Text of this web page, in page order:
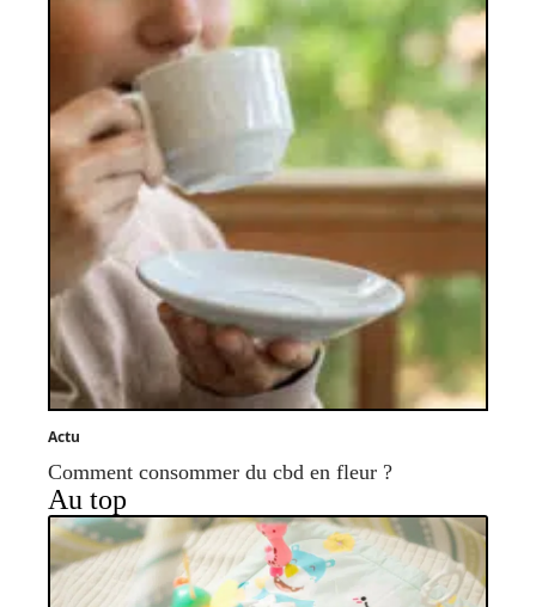
Actu
Comment consommer du cbd en fleur ?
Au top